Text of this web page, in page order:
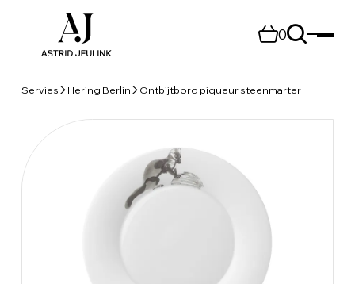
0
Servies Hering Berlin Ontbijtbord piqueur steenmarter